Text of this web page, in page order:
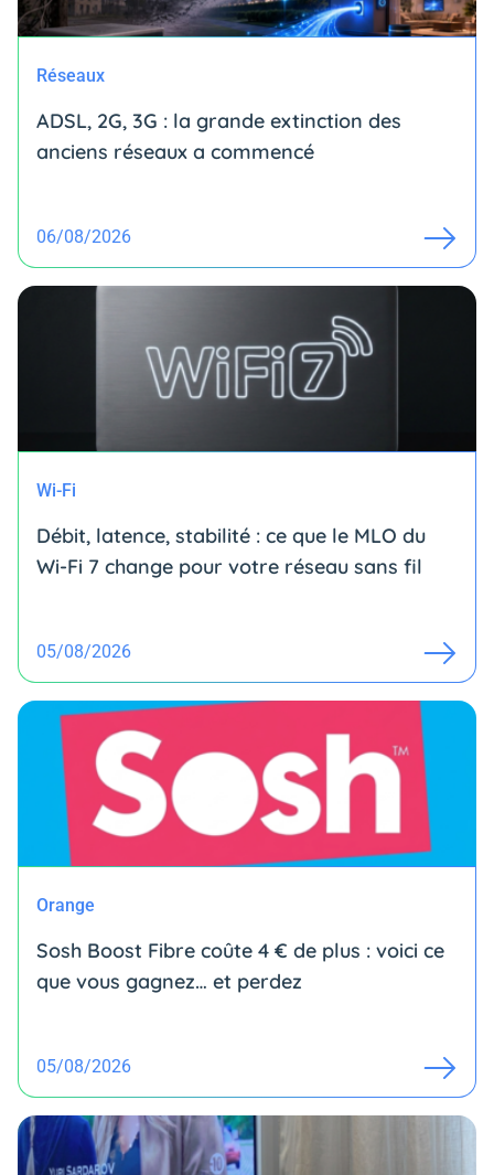
Réseaux
ADSL, 2G, 3G : la grande extinction des
anciens réseaux a commencé
06/08/2026
Wi-Fi
Débit, latence, stabilité : ce que le MLO du
Wi-Fi 7 change pour votre réseau sans fil
05/08/2026
Orange
Sosh Boost Fibre coûte 4 € de plus : voici ce
que vous gagnez… et perdez
05/08/2026